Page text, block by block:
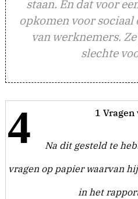
staan. En dat voor
opkomen voor
van werknemers.
slechte
4 1 Vragen
Na dit gesteld te
vragen op papier waarvan
in het